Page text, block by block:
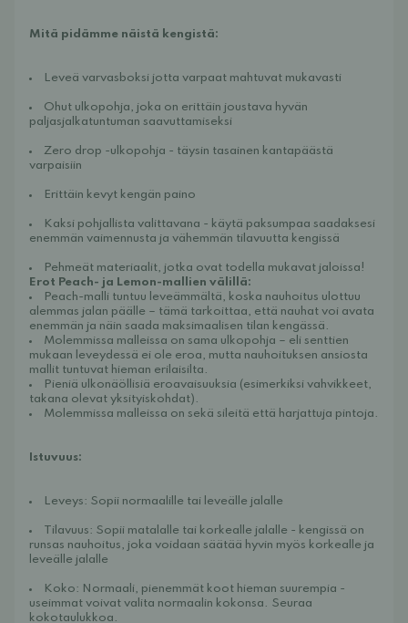
Mitä pidämme näistä kengistä:
Leveä varvasboksi jotta varpaat mahtuvat mukavasti
Ohut ulkopohja, joka on erittäin joustava hyvän
paljasjalkatuntuman saavuttamiseksi
Zero drop -ulkopohja - täysin tasainen kantapäästä
varpaisiin
Erittäin kevyt kengän paino
Kaksi pohjallista valittavana - käytä paksumpaa saadaksesi
enemmän vaimennusta ja vähemmän tilavuutta kengissä
Pehmeät materiaalit, jotka ovat todella mukavat jaloissa!
Erot Peach- ja Lemon-mallien välillä:
Peach-malli tuntuu leveämmältä, koska nauhoitus ulottuu
alemmas jalan päälle – tämä tarkoittaa, että nauhat voi avata
enemmän ja näin saada maksimaalisen tilan kengässä.
Molemmissa malleissa on sama ulkopohja – eli senttien
mukaan leveydessä ei ole eroa, mutta nauhoituksen ansiosta
mallit tuntuvat hieman erilaisilta.
Pieniä ulkonäöllisiä eroavaisuuksia (esimerkiksi vahvikkeet,
takana olevat yksityiskohdat).
Molemmissa malleissa on sekä sileitä että harjattuja pintoja.
Istuvuus:
Leveys: Sopii normaalille tai leveälle jalalle
Tilavuus: Sopii matalalle tai korkealle jalalle - kengissä on
runsas nauhoitus, joka voidaan säätää hyvin myös korkealle ja
leveälle jalalle
Koko: Normaali, pienemmät koot hieman suurempia -
useimmat voivat valita normaalin kokonsa. Seuraa
kokotaulukkoa.